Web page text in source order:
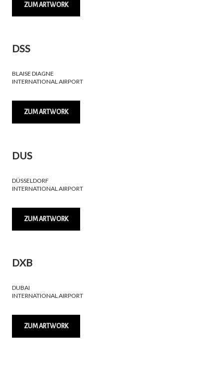
ZUM ARTWORK
DSS
BLAISE DIAGNE
INTERNATIONAL AIRPORT
ZUM ARTWORK
DUS
DÜSSELDORF
INTERNATIONAL AIRPORT
ZUM ARTWORK
DXB
DUBAI
INTERNATIONAL AIRPORT
ZUM ARTWORK